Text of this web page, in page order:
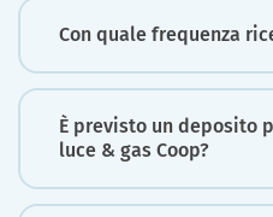
Con quale frequenza
È previsto un deposito
luce & gas Coop?